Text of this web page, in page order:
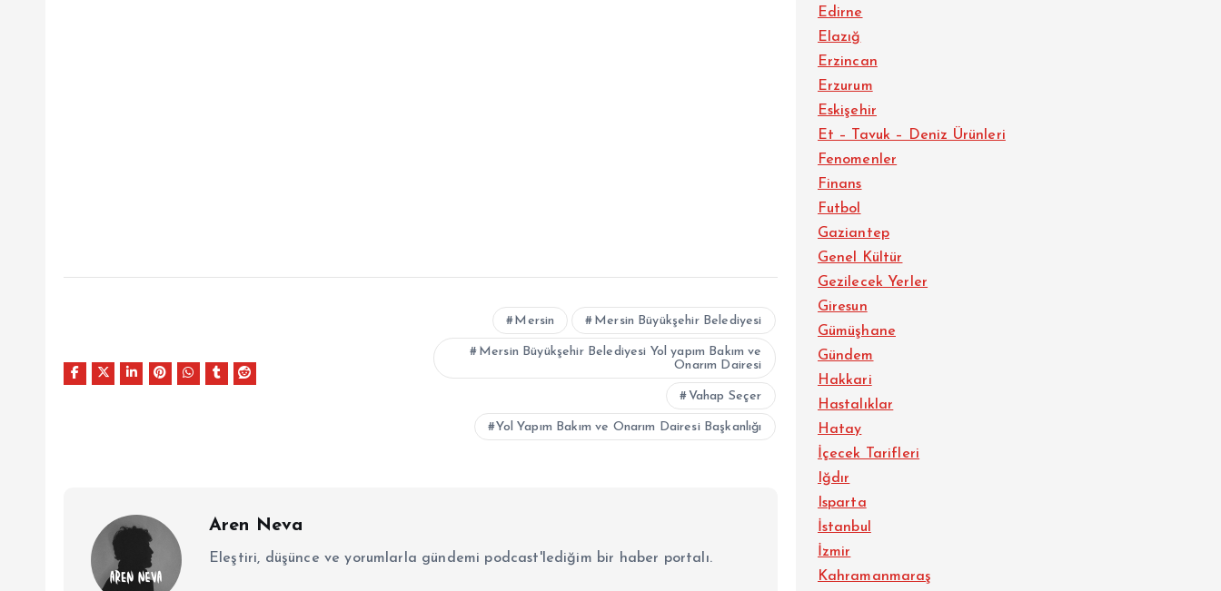
Mersin Mersin Büyükşehir Belediyesi
Mersin Büyükşehir Belediyesi Yol yapım Bakım ve
Onarım Dairesi
Vahap Seçer
Yol Yapım Bakım ve Onarım Dairesi Başkanlığı
Aren Neva
Eleştiri, düşünce ve yorumlarla gündemi podcast'lediğim bir haber portalı.
Edirne
Elazığ
Erzincan
Erzurum
Eskişehir
Et – Tavuk – Deniz Ürünleri
Fenomenler
Finans
Futbol
Gaziantep
Genel Kültür
Gezilecek Yerler
Giresun
Gümüşhane
Gündem
Hakkari
Hastalıklar
Hatay
İçecek Tarifleri
Iğdır
Isparta
İstanbul
İzmir
Kahramanmaraş